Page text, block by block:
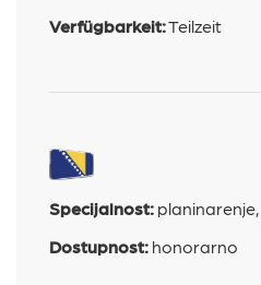
Verfügbarkeit:Teilzeit
Specijalnost:
Dostupnost: honorarno